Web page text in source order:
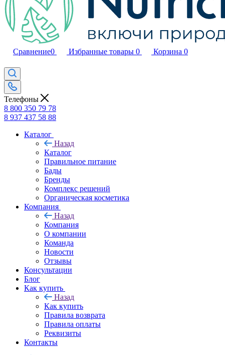
Сравнение0 Избранные товары 0 Корзина 0
Телефоны
8 800 350 79 78
8 937 437 58 88
Каталог
Назад
Каталог
Правильное питание
Бады
Бренды
Комплекс решений
Органическая косметика
Компания
Назад
Компания
О компании
Команда
Новости
Отзывы
Консультации
Блог
Как купить
Назад
Как купить
Правила возврата
Правила оплаты
Реквизиты
Контакты